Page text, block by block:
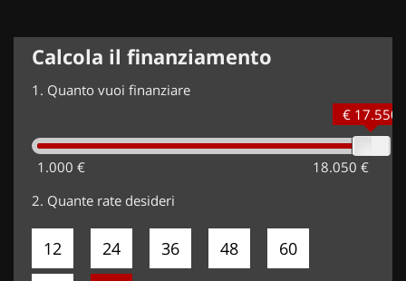
Calcola il finanziamento
1. Quanto vuoi finanziare
1.000 € 18.050 €
€ 17.550
2. Quante rate desideri
12 24 36 48 60